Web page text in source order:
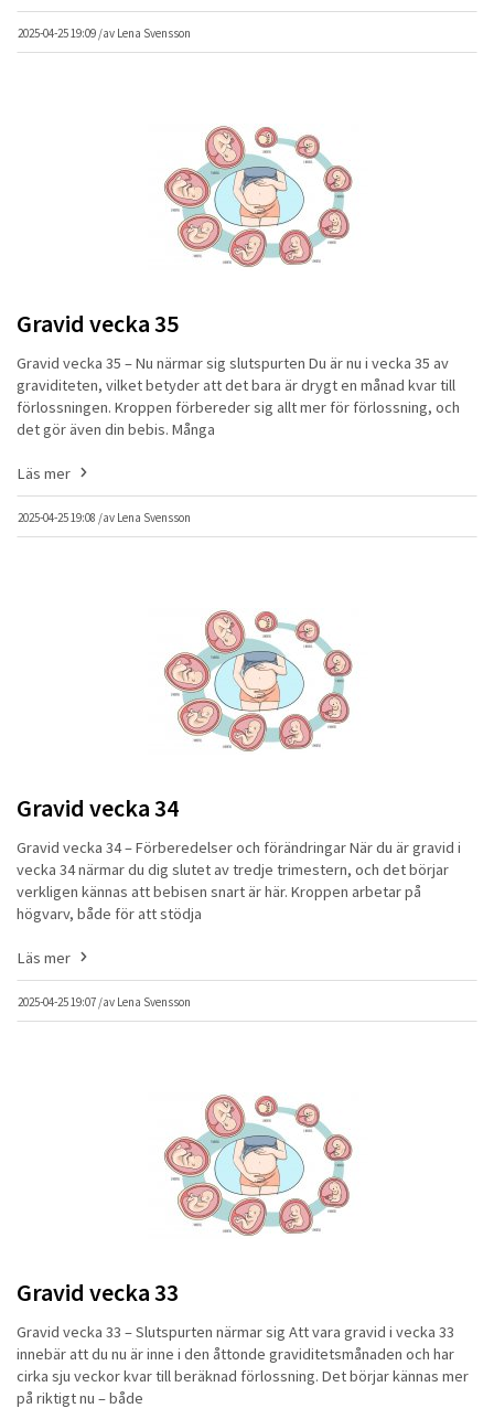
2025-04-25 19:09 /av Lena Svensson
Gravid vecka 35
Gravid vecka 35 – Nu närmar sig slutspurten Du är nu i vecka 35 av
graviditeten, vilket betyder att det bara är drygt en månad kvar till
förlossningen. Kroppen förbereder sig allt mer för förlossning, och
det gör även din bebis. Många
2025-04-25 19:08 /av Lena Svensson
Läs mer
Gravid vecka 34
Gravid vecka 34 – Förberedelser och förändringar När du är gravid i
vecka 34 närmar du dig slutet av tredje trimestern, och det börjar
verkligen kännas att bebisen snart är här. Kroppen arbetar på
högvarv, både för att stödja
2025-04-25 19:07 /av Lena Svensson
Läs mer
Gravid vecka 33
Gravid vecka 33 – Slutspurten närmar sig Att vara gravid i vecka 33
innebär att du nu är inne i den åttonde graviditetsmånaden och har
cirka sju veckor kvar till beräknad förlossning. Det börjar kännas mer
på riktigt nu – både